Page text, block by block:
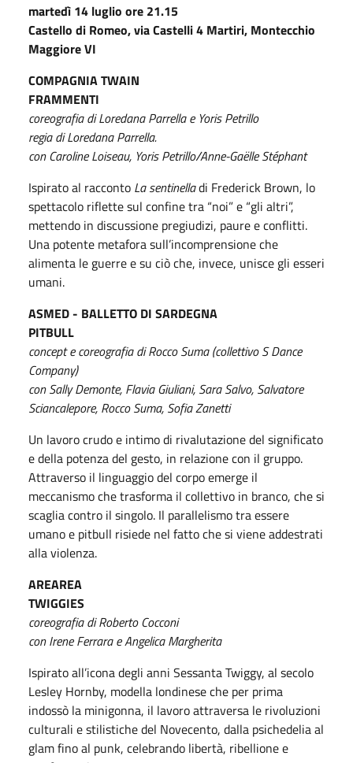
martedì 14 luglio ore 21.15
Castello di Romeo, via Castelli 4 Martiri, Montecchio
Maggiore VI
COMPAGNIA TWAIN
FRAMMENTI
coreografia di Loredana Parrella e Yoris Petrillo
regia di Loredana Parrella.
con Caroline Loiseau, Yoris Petrillo/Anne-Gaëlle Stéphant
Ispirato al racconto La sentinelladi Frederick Brown, lo
spettacolo riflette sul confine tra “noi” e “gli altri”,
mettendo in discussione pregiudizi, paure e conflitti.
Una potente metafora sull’incomprensione che
alimenta le guerre e su ciò che, invece, unisce gli esseri
umani.
ASMED - BALLETTO DI SARDEGNA
PITBULL
concept e coreografia di Rocco Suma (collettivo S Dance
Company)
con Sally Demonte, Flavia Giuliani, Sara Salvo, Salvatore
Sciancalepore, Rocco Suma, Sofia Zanetti
Un lavoro crudo e intimo di rivalutazione del significato
e della potenza del gesto, in relazione con il gruppo.
Attraverso il linguaggio del corpo emerge il
meccanismo che trasforma il collettivo in branco, che si
scaglia contro il singolo. Il parallelismo tra essere
umano e pitbull risiede nel fatto che si viene addestrati
alla violenza.
AREAREA
TWIGGIES
coreografia di Roberto Cocconi
con Irene Ferrara e Angelica Margherita
Ispirato all’icona degli anni Sessanta Twiggy, al secolo
Lesley Hornby, modella londinese che per prima
indossò la minigonna, il lavoro attraversa le rivoluzioni
culturali e stilistiche del Novecento, dalla psichedelia al
glam fino al punk, celebrando libertà, ribellione e